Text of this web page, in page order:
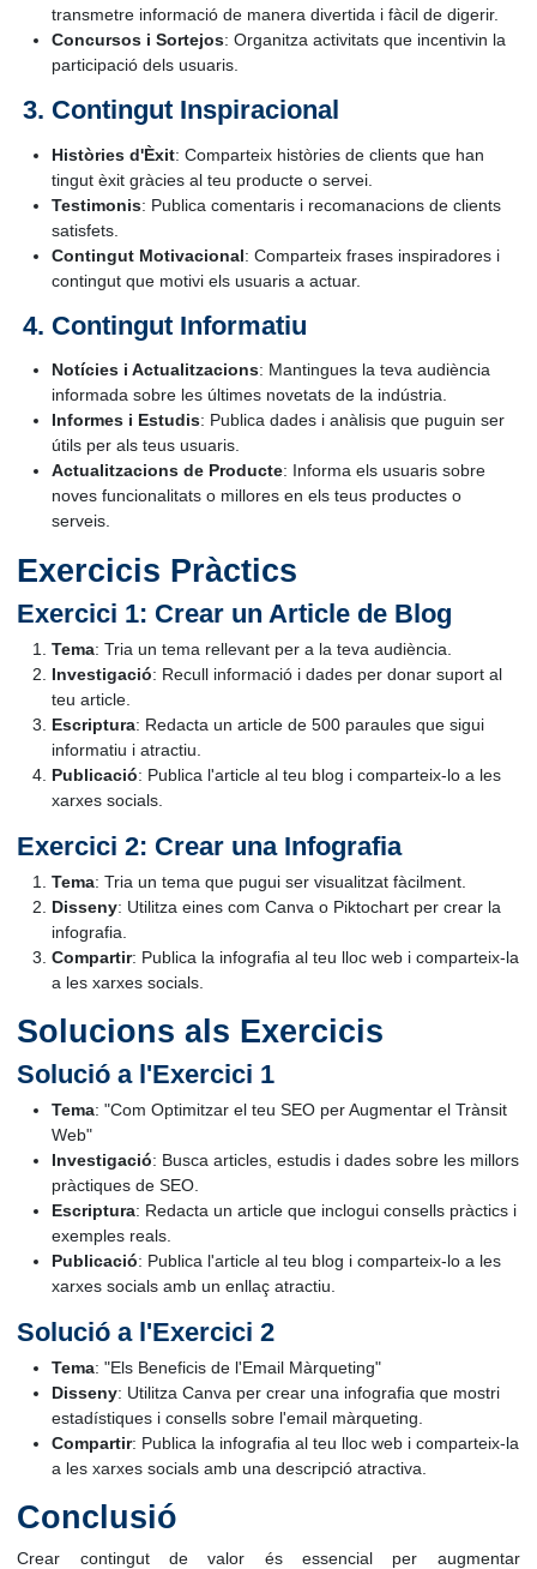
transmetre informació de manera divertida i fàcil de digerir.
Concursos i Sortejos: Organitza activitats que incentivin la
participació dels usuaris.
Contingut Inspiracional
Històries d'Èxit: Comparteix històries de clients que han
tingut èxit gràcies al teu producte o servei.
Testimonis: Publica comentaris i recomanacions de clients
satisfets.
Contingut Motivacional: Comparteix frases inspiradores i
contingut que motivi els usuaris a actuar.
Contingut Informatiu
Notícies i Actualitzacions: Mantingues la teva audiència
informada sobre les últimes novetats de la indústria.
Informes i Estudis: Publica dades i anàlisis que puguin ser
útils per als teus usuaris.
Actualitzacions de Producte: Informa els usuaris sobre
noves funcionalitats o millores en els teus productes o
serveis.
Exercicis Pràctics
Exercici 1: Crear un Article de Blog
Tema: Tria un tema rellevant per a la teva audiència.
Investigació: Recull informació i dades per donar suport al
teu article.
Escriptura: Redacta un article de 500 paraules que sigui
informatiu i atractiu.
Publicació: Publica l'article al teu blog i comparteix-lo a les
xarxes socials.
Exercici 2: Crear una Infografia
Tema: Tria un tema que pugui ser visualitzat fàcilment.
Disseny: Utilitza eines com Canva o Piktochart per crear la
infografia.
Compartir: Publica la infografia al teu lloc web i comparteix-la
a les xarxes socials.
Solucions als Exercicis
Solució a l'Exercici 1
Tema: "Com Optimitzar el teu SEO per Augmentar el Trànsit
Web"
Investigació: Busca articles, estudis i dades sobre les millors
pràctiques de SEO.
Escriptura: Redacta un article que inclogui consells pràctics i
exemples reals.
Publicació: Publica l'article al teu blog i comparteix-lo a les
xarxes socials amb un enllaç atractiu.
Solució a l'Exercici 2
Tema: "Els Beneficis de l'Email Màrqueting"
Disseny: Utilitza Canva per crear una infografia que mostri
estadístiques i consells sobre l'email màrqueting.
Compartir: Publica la infografia al teu lloc web i comparteix-la
a les xarxes socials amb una descripció atractiva.
Conclusió
Crear contingut de valor és essencial per augmentar